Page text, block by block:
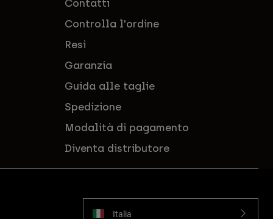
Contatti
Controlla l'ordine
Resi
Garanzia
Guida alle taglie
Spedizione
Modalità di pagamento
Diventa distributore
Italia